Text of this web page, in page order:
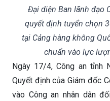
Đại diện Ban lãnh đạo
quyết định tuyển chọn
tại Cảng hàng không
chuẩn vào lực
Ngày 17/4, Công an tỉnh
Quyết định của Giám đốc
vào Công an nhân dân